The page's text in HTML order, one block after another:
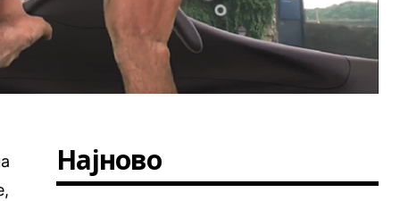
Најново